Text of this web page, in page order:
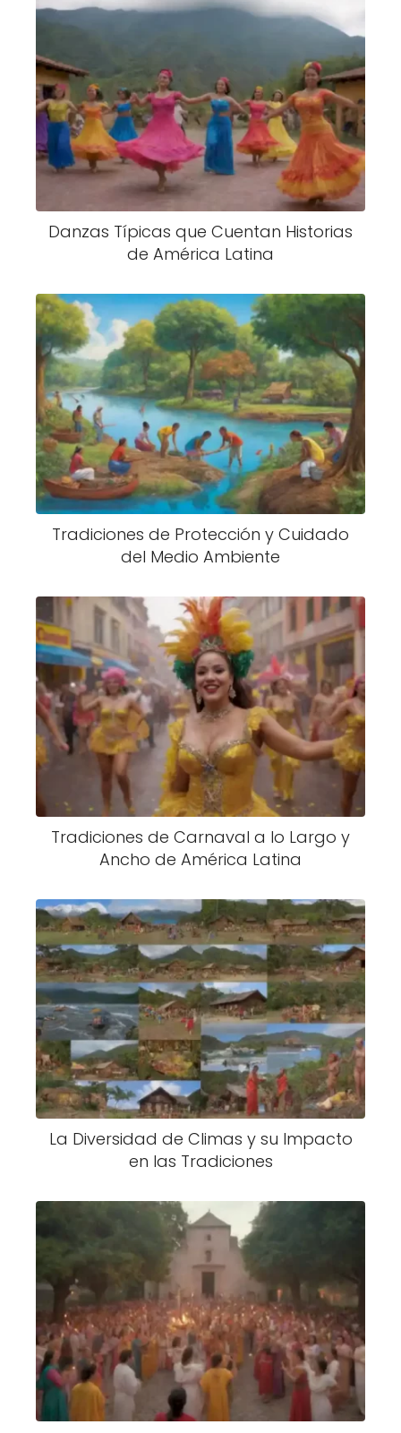
Danzas Típicas que Cuentan Historias
de América Latina
Tradiciones de Protección y Cuidado
del Medio Ambiente
Tradiciones de Carnaval a lo Largo y
Ancho de América Latina
La Diversidad de Climas y su Impacto
en las Tradiciones